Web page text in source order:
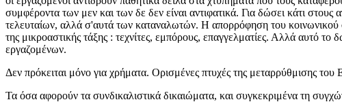
συμφέροντα των μεν και των δε δεν είναι αντιφατικά. Για δώσει κάτι
τελευταίων, αλλά σ'αυτά των καταναλωτών. Η απορρόφηση του κοινωνικού
της μικροαστικής τάξης : τεχνίτες, εμπόρους, επαγγελματίες. Αλλά αυτό
εργαζομένων.
Δεν πρόκειται μόνο για χρήματα. Ορισμένες πτυχές της μεταρρύθμισης
Τα όσα αφορούν τα συνδικαλιστικά δικαιώματα, και συγκεκριμένα τη